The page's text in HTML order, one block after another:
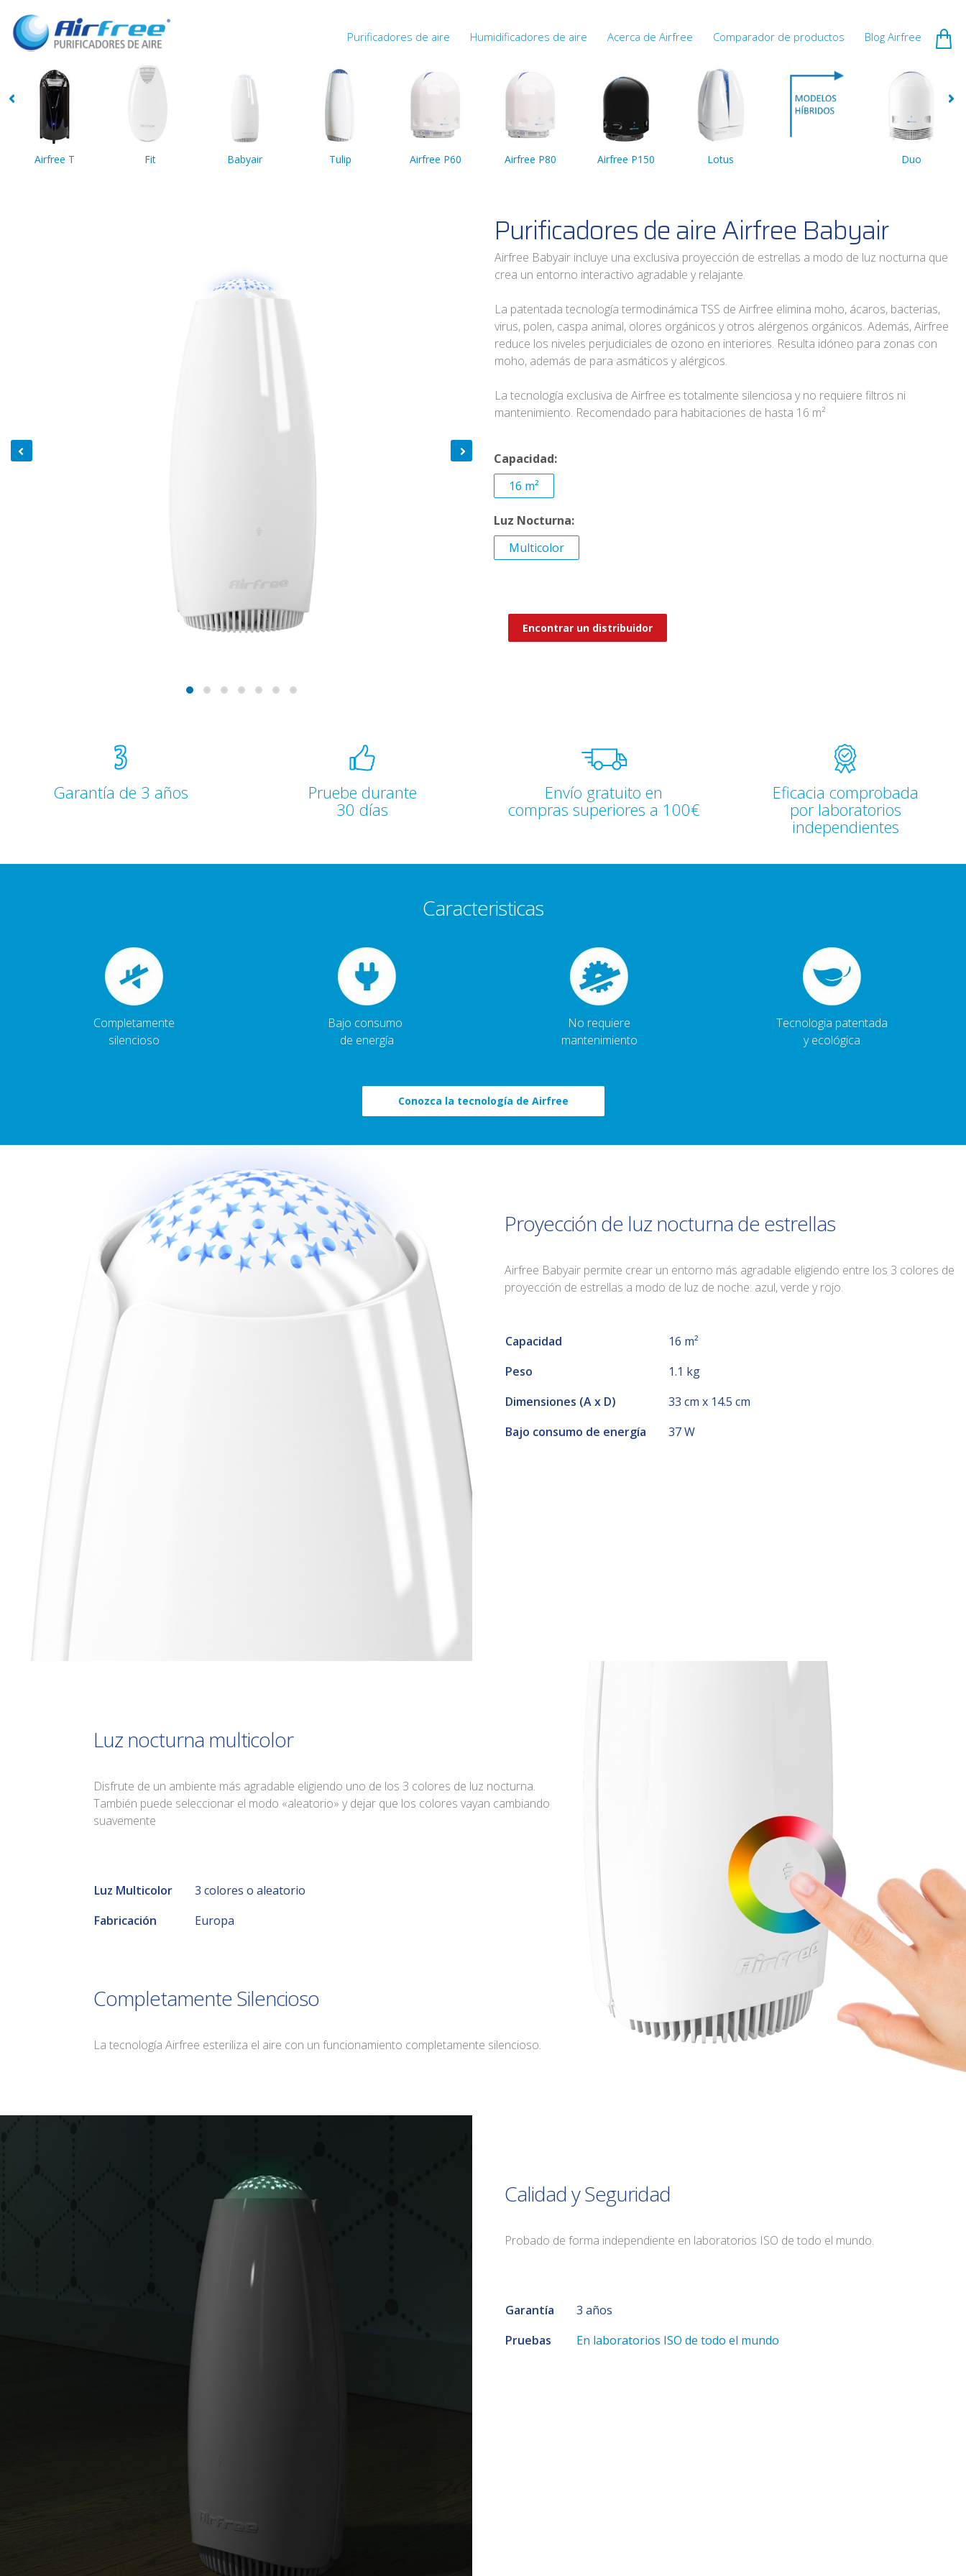
Purificadores de aire Humidificadores de aire Acerca de Airfree Comparador de productos Blog Airfree
Airfree T Fit Babyair Tulip Airfree P60 Airfree P80 Airfree P150 Lotus Duo
Purificadores de aire Airfree Babyair
Airfree Babyair incluye una exclusiva proyección de estrellas a modo de luz nocturna que
crea un entorno interactivo agradable y relajante.
La patentada tecnología termodinámica TSS de Airfree elimina moho, ácaros, bacterias,
virus, polen, caspa animal, olores orgánicos y otros alérgenos orgánicos. Además, Airfree
reduce los niveles perjudiciales de ozono en interiores. Resulta idóneo para zonas con
moho, además de para asmáticos y alérgicos.
La tecnología exclusiva de Airfree es totalmente silenciosa y no requiere filtros ni
mantenimiento. Recomendado para habitaciones de hasta 16 m²
Capacidad:
16 m²
Luz Nocturna:
Multicolor
Encontrar un distribuidor
Garantía de 3 años
Pruebe durante
30 días
Envío gratuito en
compras superiores a 100€
Eficacia comprobada
por laboratorios
independientes
Caracteristicas
Completamente
silencioso
Bajo consumo
de energía
No requiere
mantenimiento
Tecnologia patentada
y ecológica
Conozca la tecnología de Airfree
Proyección de luz nocturna de estrellas
Airfree Babyair permite crear un entorno más agradable eligiendo entre los 3 colores de
proyección de estrellas a modo de luz de noche: azul, verde y rojo.
Capacidad
16 m²
Peso
1.1 kg
Dimensiones (A x D)
33 cm x 14.5 cm
Bajo consumo de energía
37 W
Luz nocturna multicolor
Disfrute de un ambiente más agradable eligiendo uno de los 3 colores de luz nocturna.
También puede seleccionar el modo «aleatorio» y dejar que los colores vayan cambiando
suavemente
Luz Multicolor
3 colores o aleatorio
Fabricación
Europa
Completamente Silencioso
La tecnología Airfree esteriliza el aire con un funcionamiento completamente silencioso.
Calidady Seguridad
Probado de forma independiente en laboratorios ISO de todo el mundo.
Garantía
3 años
Pruebas
En laboratorios ISO de todo el mundo